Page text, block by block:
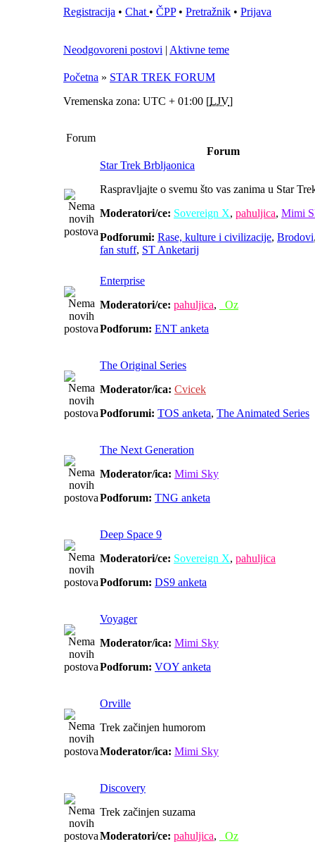
Registracija • Chat • ČPP• Pretražnik • Prijava
Neodgovoreni postovi | Aktivne teme
Početna » STAR TREK FORUM
Vremenska zona: UTC + 01:00 [LJV]
Forum
Forum
Star Trek Brbljaonica
Raspravljajte o svemu što vas zanima u Star
Moderatori/ce: Sovereign X, pahuljica, Mimi
Podforumi: Rase, kulture i civilizacije, Brodovi
fan stuff, ST Anketarij
Enterprise
Moderatori/ce: pahuljica,
_Oz
Podforum: ENT anketa
The Original Series
Moderator/ica: Cvicek
Podforumi: TOS anketa, The Animated Series
The Next Generation
Moderator/ica: Mimi Sky
Podforum: TNG anketa
Deep Space 9
Moderatori/ce: Sovereign X, pahuljica
Podforum: DS9 anketa
Voyager
Moderator/ica: Mimi Sky
Podforum: VOY anketa
Orville
Trek začinjen humorom
Moderator/ica: Mimi Sky
Discovery
Trek začinjen suzama
Moderatori/ce: pahuljica, _Oz